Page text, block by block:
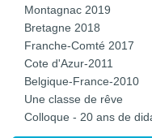
Montagnac 2019
Bretagne 2018
Franche-Comté 2017
Cote d'Azur-2011
Belgique-France-2010
Une classe de rêve
Colloque - 20 ans de